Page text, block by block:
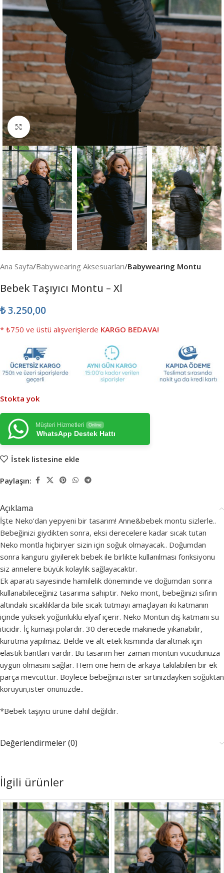
Büyütmek için tıklayın
Ana Sayfa Babywearing Aksesuarları Babywearing Montu
Bebek Taşıyıcı Montu – Xl
₺3.250,00
* ₺750 ve üstü alışverişlerde KARGO BEDAVA!
Stokta yok
Müşteri Hizmetleri Online
WhatsApp Destek Hattı
İstek listesine ekle
Paylaşın:
Açıklama
İşte Neko’dan yepyeni bir tasarım! Anne&bebek montu sizlerle..
Bebeğinizi giydikten sonra, eksi derecelere kadar sıcak tutan
Neko montla hiçbiryer sizin için soğuk olmayacak.. Doğumdan
sonra kanguru giyilerek bebek ile birlikte kullanılması fonksiyonu
siz annelere büyük kolaylık sağlayacaktır.
Ek aparatı sayesinde hamilelik döneminde ve doğumdan sonra
kullanabileceğiniz tasarıma sahiptir. Neko mont, bebeğinizi sıfırın
altındaki sıcaklıklarda bile sıcak tutmayı amaçlayan iki katmanın
içinde yüksek yoğunluklu elyaf içerir. Neko Montun dış katmanı su
iticidir. İç kumaşı polardır. 30 derecede makinede yıkanabilir,
kurutma yapılmaz. Belde ve alt etek kısmında daraltmak için
elastik bantları vardır. Bu tasarım her zaman montun vücudunuza
uygun olmasını sağlar. Hem öne hem de arkaya takılabilen bir ek
parça mevcuttur. Böylece bebeğinizi ister sırtınızdayken soğuktan
koruyun,ister önünüzde..
*Bebek taşıyıcı ürüne dahil değildir.
Değerlendirmeler (0)
İlgili ürünler